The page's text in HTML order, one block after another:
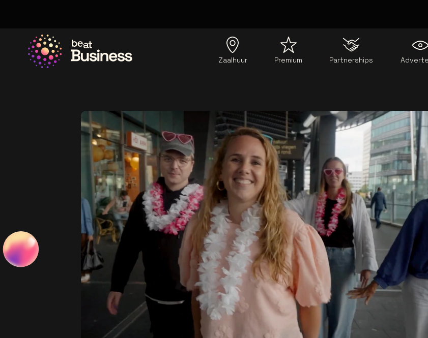
Zaalhuur Premium Partnerships